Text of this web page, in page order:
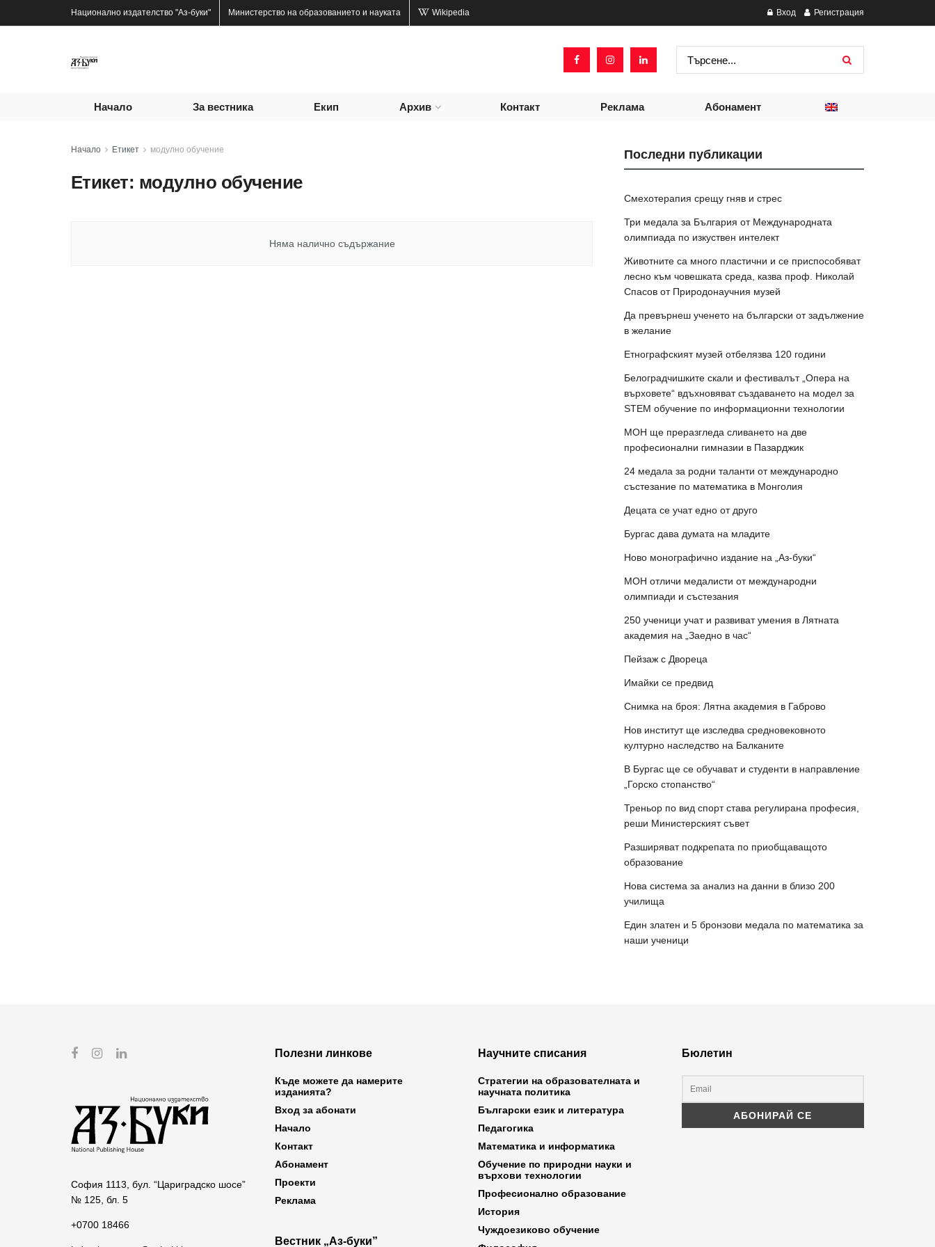
Национално издателство "Аз-буки" Министерство на образованието и науката Wikipedia Вход Регистрация
Начало За вестника Екип Архив Контакт Реклама Абонамент
Начало Етикет модулно обучение
Етикет: модулно обучение
Няма налично съдържание
Последни публикации
Смехотерапия срещу гняв и стрес
Три медала за България от Международната
олимпиада по изкуствен интелект
Животните са много пластични и се приспособяват
лесно към човешката среда, казва проф. Николай
Спасов от Природонаучния музей
Да превърнеш ученето на български от задължение
в желание
Етнографският музей отбелязва 120 години
Белоградчишките скали и фестивалът „Опера на
върховете“ вдъхновяват създаването на модел за
STEM обучение по информационни технологии
МОН ще преразгледа сливането на две
професионални гимназии в Пазарджик
24 медала за родни таланти от международно
състезание по математика в Монголия
Децата се учат едно от друго
Бургас дава думата на младите
Ново монографично издание на „Аз-буки“
МОН отличи медалисти от международни
олимпиади и състезания
250 ученици учат и развиват умения в Лятната
академия на „Заедно в час“
Пейзаж с Двореца
Имайки се предвид
Снимка на броя: Лятна академия в Габрово
Нов институт ще изследва средновековното
културно наследство на Балканите
В Бургас ще се обучават и студенти в направление
„Горско стопанство“
Треньор по вид спорт става регулирана професия,
реши Министерският съвет
Разширяват подкрепата по приобщаващото
образование
Нова система за анализ на данни в близо 200
училища
Един златен и 5 бронзови медала по математика за
наши ученици
София 1113, бул. “Цариградско шосе”
№ 125, бл. 5
+0700 18466
Полезни линкове
Къде можете да намерите
изданията?
Вход за абонати
Начало
Контакт
Абонамент
Проекти
Реклама
Вестник „Аз-буки”
Научните списания
Стратегии на образователната и
научната политика
Български език и литература
Педагогика
Математика и информатика
Обучение по природни науки и
върхови технологии
Професионално образование
История
Чуждоезиково обучение
Бюлетин